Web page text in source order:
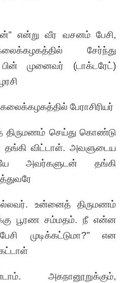
என்று வீர வசனம் பேசி,
சேர்ந்து
முனைவர் (டாக்டரேட்)
பேராசிரியர்
திருமணம் செய்து கொண்டு
தங்கி விட்டாள். அவளுடைய
அவர்களுடன் தங்கி
உன்னைத் திருமணம்
பூரண சம்மதம். நீ என்ன
முடிக்கட்டுமா?” என
அகநானூறுக்கும்,